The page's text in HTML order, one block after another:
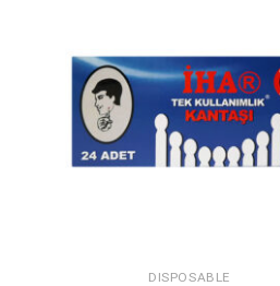
DISPOSABLE